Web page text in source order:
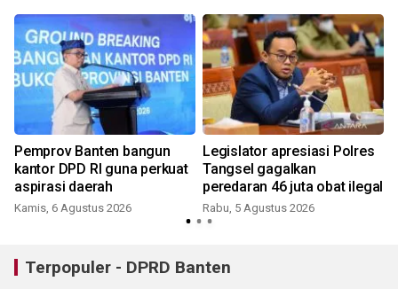
Pemprov Banten bangun
kantor DPD RI guna perkuat
aspirasi daerah
Kamis, 6 Agustus 2026
Legislator apresiasi Polres
Tangsel gagalkan
peredaran 46 juta obat ilegal
Rabu, 5 Agustus 2026
Terpopuler - DPRD Banten